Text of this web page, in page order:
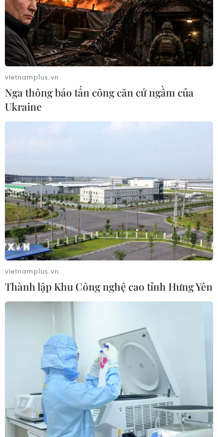
TIN CÙNG CHUYÊN MỤC
Mỹ áp thuế 15% đối với nguyên liệu
quan trọng để sản xuất chip
07/08/2026 00:56
Đảng Cộng hòa đề xuất dự luật trao
thêm thẩm quyền thuế quan cho ông
Trump
cao nhất kể từ tháng Bảy năm ngoái
07/08/2026 00:05
Google Wallet cho phép phụ huynh
thiết lập số dư an toàn của con cái
NAPAS và KiotViet hợp tác mở rộng
hệ sinh thái thanh toán VietQR
06/08/2026 14:03
BIDV chốt ngày chia 498 triệu cổ
phiếu, tăng vốn điều lệ lên 77.783 tỷ
đồng
06/08/2026 13:42
vietnamplus.vn
Nga thông báo tấn công căn cứ ngầm của
Ukraine
vietnamplus.vn
Thành lập Khu Công nghệ cao tỉnh Hưng Yên